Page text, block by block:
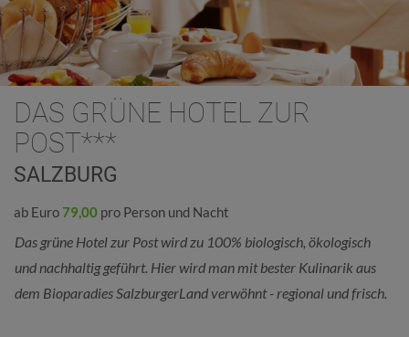
DAS GRÜNE HOTEL ZUR
POST***
SALZBURG
ab Euro79,00 pro Person und Nacht
Das grüne Hotel zur Post wird zu 100% biologisch, ökologisch
und nachhaltig geführt. Hier wird man mit bester Kulinarik aus
dem Bioparadies SalzburgerLand verwöhnt - regional und frisch.